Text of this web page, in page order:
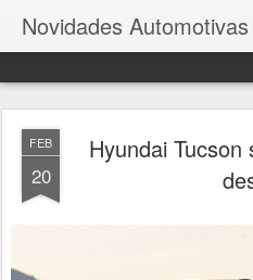
Novidades Automotivas
FEB
20
Hyundai